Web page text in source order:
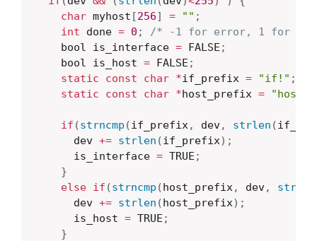
char myhost [256] = "" ;
int done = 0 ;
/* -1 for error, 1 for
    bool is_interface
= FALSE ;
    bool is_host
= FALSE ;
static
const char *if_prefix = "if!" ;
static
const char *host_prefix = "host!"
if (strncmp (if_prefix, dev, strlen (
      dev
+= strlen (if_prefix) ;
      is_interface
= TRUE ;
}
else if (strncmp (host_prefix, dev, strlen
      dev
+= strlen (host_prefix) ;
      is_host
= TRUE ;
}